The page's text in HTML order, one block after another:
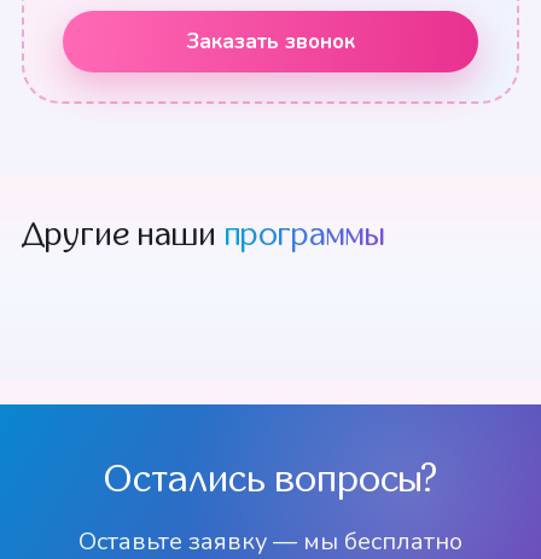
Заказать звонок
Другие наши программы
от 3 000 р
Кот
Археологи Рапунцель
Остались вопросы?
Оставьте заявку — мы бесплатно